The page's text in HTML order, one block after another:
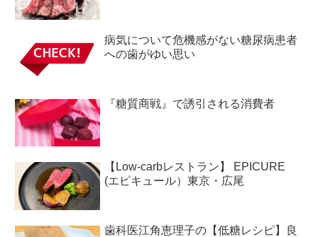
病気について危機感がない糖尿病患者
への歯がゆい思い
『糖質商戦』で誘引される消費者
【Low-carbレストラン】 EPICURE
(エピキュール）東京・広尾
歯科医江角恵理子の【低糖レシピ】良